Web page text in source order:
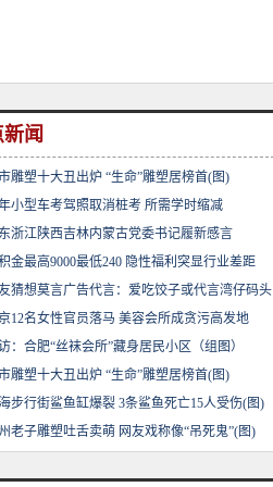
闻
雕塑十大丑出炉 “生命”雕塑居榜首(图)
小型车考驾照取消桩考 所需学时缩减
浙江陕西吉林内蒙古党委书记履新感言
金最高9000最低240 隐性福利突显行业差距
猜想莫言广告代言：爱吃饺子或代言湾仔码头
12名女性官员落马 美容会所成贪污高发地
：合肥“丝袜会所”藏身居民小区（组图）
雕塑十大丑出炉 “生命”雕塑居榜首(图)
步行街鲨鱼缸爆裂 3条鲨鱼死亡15人受伤(图)
老子雕塑吐舌卖萌 网友戏称像“吊死鬼”(图)